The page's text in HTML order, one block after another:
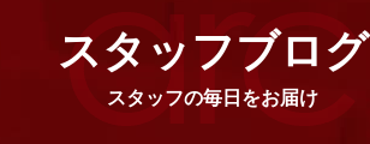
スタッフブログ
スタッフの毎日をお届け